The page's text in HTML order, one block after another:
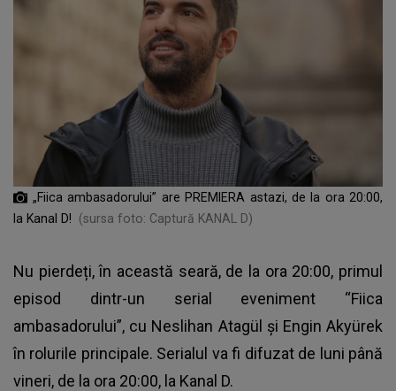
„Fiica ambasadorului” are PREMIERA astazi, de la ora 20:00,
la Kanal D!
(sursa foto: Captură KANAL D)
Nu pierdeți, în această seară, de la ora 20:00, primul
episod dintr-un serial eveniment “Fiica
ambasadorului”, cu Neslihan Atagül și Engin Akyürek
în rolurile principale. Serialul va fi difuzat de luni până
vineri, de la ora 20:00, la Kanal D.